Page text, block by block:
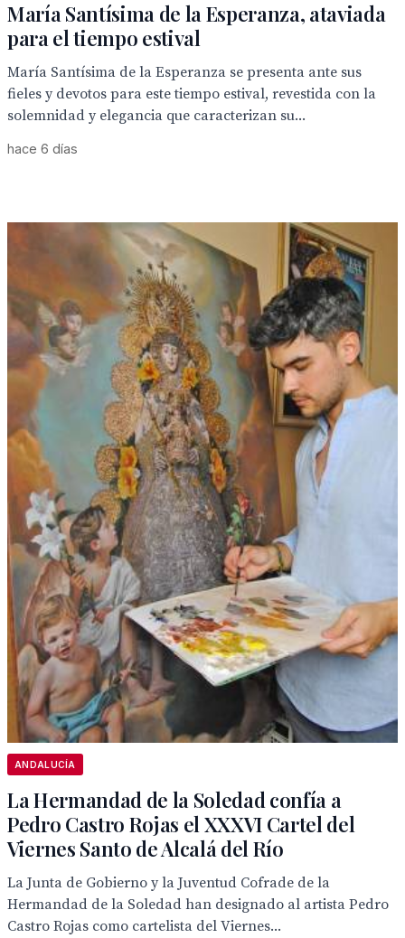
María Santísima de la Esperanza, ataviada
para el tiempo estival
María Santísima de la Esperanza se presenta ante sus
fieles y devotos para este tiempo estival, revestida con la
solemnidad y elegancia que caracterizan su...
hace 6 días
ANDALUCÍA
La Hermandad de la Soledad confía a
Pedro Castro Rojas el XXXVI Cartel del
Viernes Santo de Alcalá del Río
La Junta de Gobierno y la Juventud Cofrade de la
Hermandad de la Soledad han designado al artista Pedro
Castro Rojas como cartelista del Viernes...